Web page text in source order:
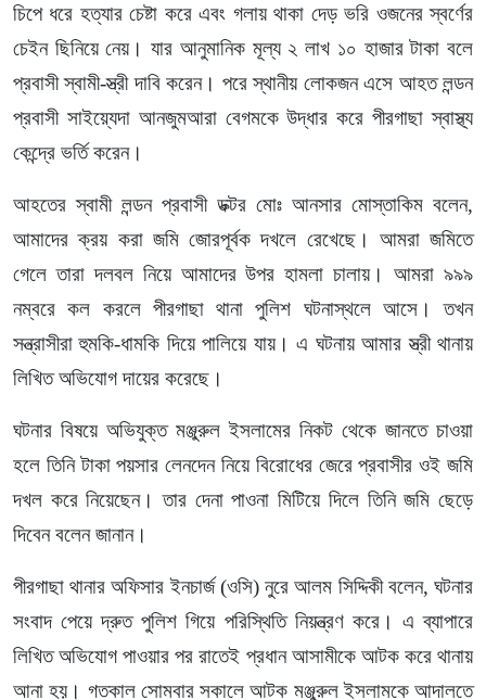
চিপে ধরে হত্যার চেষ্টা করে এবং গলায় থাকা দেড় ভরি ওজনের স্বর্ণের
চেইন ছিনিয়ে নেয়। যার আনুমানিক মূল্য ২ লাখ ১০ হাজার টাকা বলে
প্রবাসী স্বামী-স্ত্রী দাবি করেন। পরে স্থানীয় লোকজন এসে আহত লন্ডন
প্রবাসী সাইয়্যেদা আনজুমআরা বেগমকে উদ্ধার করে পীরগাছা স্বাস্থ্য
কেন্দ্রে ভর্তি করেন।
আহতের স্বামী লন্ডন প্রবাসী ডক্টর মোঃ আনসার মোস্তাকিম বলেন,
আমাদের ক্রয় করা জমি জোরপূর্বক দখলে রেখেছে। আমরা জমিতে
গেলে তারা দলবল নিয়ে আমাদের উপর হামলা চালায়। আমরা ৯৯৯
নম্বরে কল করলে পীরগাছা থানা পুলিশ ঘটনাস্থলে আসে। তখন
সন্ত্রাসীরা হুমকি-ধামকি দিয়ে পালিয়ে যায়। এ ঘটনায় আমার স্ত্রী থানায়
লিখিত অভিযোগ দায়ের করেছে।
ঘটনার বিষয়ে অভিযুক্ত মঞ্জুরুল ইসলামের নিকট থেকে জানতে চাওয়া
হলে তিনি টাকা পয়সার লেনদেন নিয়ে বিরোধের জেরে প্রবাসীর ওই জমি
দখল করে নিয়েছেন। তার দেনা পাওনা মিটিয়ে দিলে তিনি জমি ছেড়ে
দিবেন বলেন জানান।
পীরগাছা থানার অফিসার ইনচার্জ (ওসি) নুরে আলম সিদ্দিকী বলেন, ঘটনার
সংবাদ পেয়ে দ্রুত পুলিশ গিয়ে পরিস্থিতি নিয়ন্ত্রণ করে। এ ব্যাপারে
লিখিত অভিযোগ পাওয়ার পর রাতেই প্রধান আসামীকে আটক করে থানায়
আনা হয়। গতকাল সোমবার সকালে আটক মঞ্জুরুল ইসলামকে আদালতে